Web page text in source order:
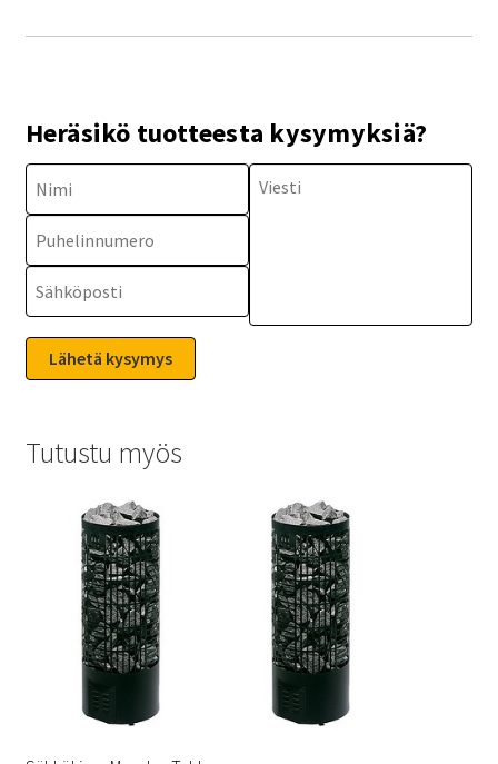
Heräsikö tuotteesta kysymyksiä?
Tutustu myös